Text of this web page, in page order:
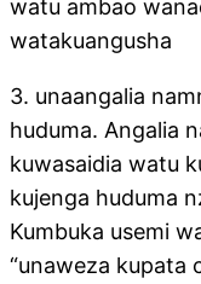
watu ambao
watakuangusha
3. unaangalia
huduma. Angalia
kuwasaidia watu
kujenga huduma
Kumbuka usemi
“unaweza kupata